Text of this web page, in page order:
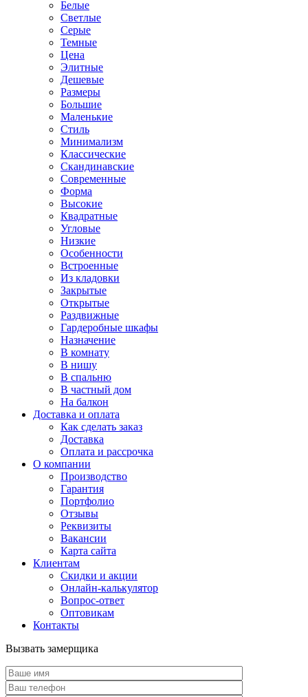
Белые
Светлые
Серые
Темные
Цена
Элитные
Дешевые
Размеры
Большие
Маленькие
Стиль
Минимализм
Классические
Скандинавские
Современные
Форма
Высокие
Квадратные
Угловые
Низкие
Особенности
Встроенные
Из кладовки
Закрытые
Открытые
Раздвижные
Гардеробные шкафы
Назначение
В комнату
В нишу
В спальню
В частный дом
На балкон
Доставка и оплата
Как сделать заказ
Доставка
Оплата и рассрочка
О компании
Производство
Гарантия
Портфолио
Отзывы
Реквизиты
Вакансии
Карта сайта
Клиентам
Скидки и акции
Онлайн-калькулятор
Вопрос-ответ
Оптовикам
Контакты
Вызвать замерщика